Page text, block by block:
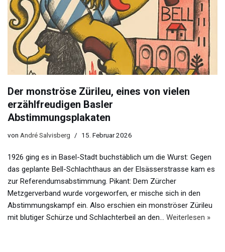
Der monströse Zürileu, eines von vielen
erzählfreudigen Basler
Abstimmungsplakaten
von André Salvisberg 15. Februar 2026
1926 ging es in Basel-Stadt buchstäblich um die Wurst: Gegen
das geplante Bell-Schlachthaus an der Elsässerstrasse kam es
zur Referendumsabstimmung. Pikant: Dem Zürcher
Metzgerverband wurde vorgeworfen, er mische sich in den
Abstimmungskampf ein. Also erschien ein monströser Zürileu
mit blutiger Schürze und Schlachterbeil an den… Weiterlesen »